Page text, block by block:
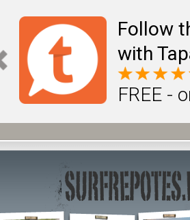
Follow
with
FREE -